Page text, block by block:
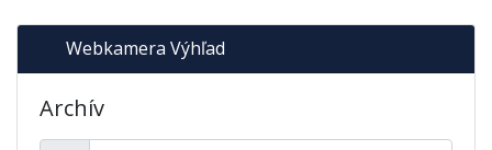
Webkamera Výhľad
Archív